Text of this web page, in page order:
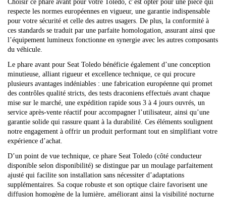
Choisir ce phare avant pour votre Toledo, c’est opter pour une pièce qui
respecte les normes européennes en vigueur, une garantie indispensable
pour votre sécurité et celle des autres usagers. De plus, la conformité à
ces standards se traduit par une parfaite homologation, assurant ainsi que
l’équipement lumineux fonctionne en synergie avec les autres composants
du véhicule.
Le phare avant pour Seat Toledo bénéficie également d’une conception
minutieuse, alliant rigueur et excellence technique, ce qui procure
plusieurs avantages indéniables : une fabrication européenne qui promet
des contrôles qualité stricts, des tests draconiens effectués avant chaque
mise sur le marché, une expédition rapide sous 3 à 4 jours ouvrés, un
service après-vente réactif pour accompagner l’utilisateur, ainsi qu’une
garantie solide qui rassure quant à la durabilité. Ces éléments soulignent
notre engagement à offrir un produit performant tout en simplifiant votre
expérience d’achat.
D’un point de vue technique, ce phare Seat Toledo (côté conducteur
disponible selon disponibilité) se distingue par un moulage parfaitement
ajusté qui facilite son installation sans nécessiter d’adaptations
supplémentaires. Sa coque robuste et son optique claire favorisent une
diffusion homogène de la lumière, améliorant ainsi la visibilité nocturne